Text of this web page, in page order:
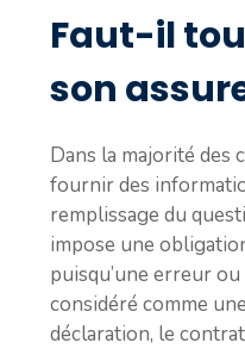
Faut-il
son
Dans la majorité des
fournir des
remplissage du
impose une
puisqu’une erreur
considéré comme
déclaration, le